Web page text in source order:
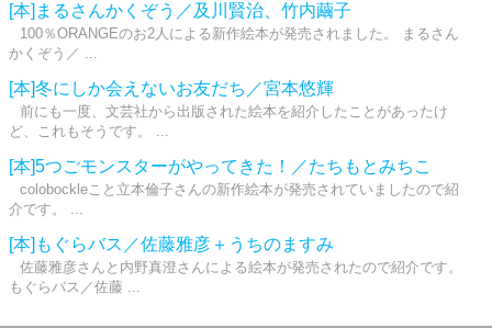
[本]まるさんかくぞう／及川賢治、竹内繭子
100％ORANGEのお2人による新作絵本が発売されました。 まるさん
かくぞう／ ...
[本]冬にしか会えないお友だち／宮本悠輝
前にも一度、文芸社から出版された絵本を紹介したことがあったけ
ど、これもそうです。 ...
[本]5つごモンスターがやってきた！／たちもとみちこ
colobockleこと立本倫子さんの新作絵本が発売されていましたので紹
介です。 ...
[本]もぐらバス／佐藤雅彦＋うちのますみ
佐藤雅彦さんと内野真澄さんによる絵本が発売されたので紹介です。
もぐらバス／佐藤 ...